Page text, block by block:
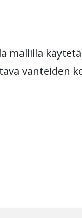
mallilla
vanteiden